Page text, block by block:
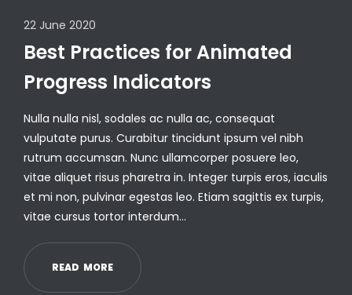
22 June 2020
Best Practices for Animated
Progress Indicators
Nulla nulla nisl, sodales ac nulla ac, consequat
vulputate purus. Curabitur tincidunt ipsum vel nibh
rutrum accumsan. Nunc ullamcorper posuere leo,
vitae aliquet risus pharetra in. Integer turpis eros, iaculis
et mi non, pulvinar egestas leo. Etiam sagittis ex turpis,
vitae cursus tortor interdum…
READ MORE